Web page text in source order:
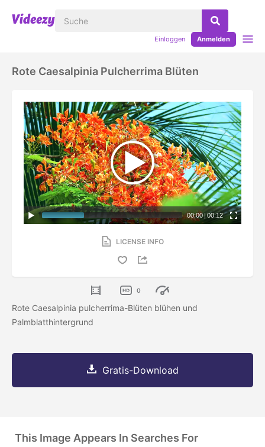
Einloggen Anmelden
Rote Caesalpinia Pulcherrima Blüten
00:00|00:12
LICENSE INFO
0
Rote Caesalpinia pulcherrima-Blüten blühen und
Palmblatthintergrund
Gratis-Download
This Image Appears In Searches For